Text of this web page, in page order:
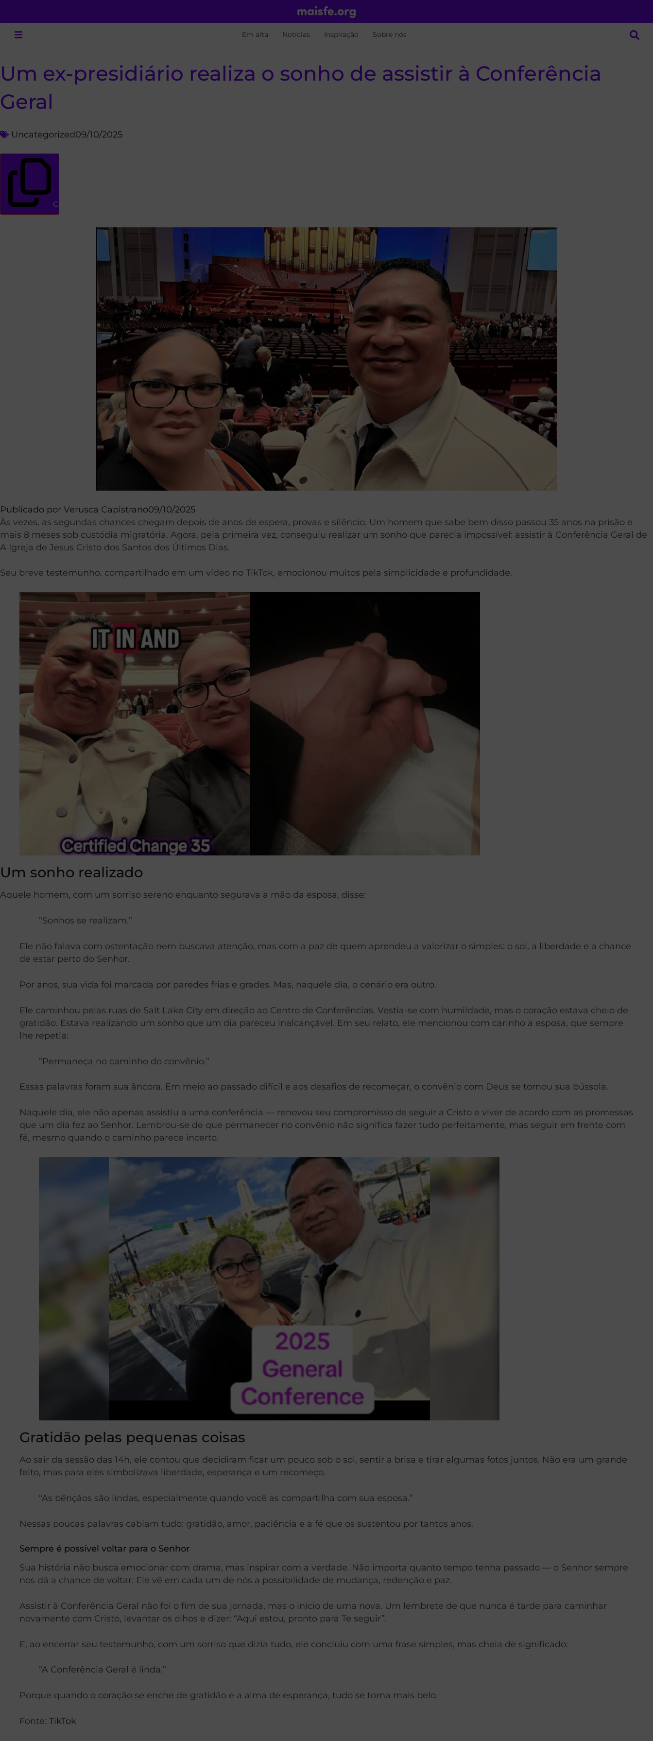
Em alta Notícias Inspiração Sobre nós
Um ex-presidiário realiza o sonho de assistir à Conferência
Geral
Uncategorized09/10/2025
Copiar link
Publicado por Verusca Capistrano09/10/2025
Às vezes, as segundas chances chegam depois de anos de espera, provas e silêncio. Um homem que sabe bem disso passou 35 anos na prisão e
mais 8 meses sob custódia migratória. Agora, pela primeira vez, conseguiu realizar um sonho que parecia impossível: assistir à Conferência Geral de
A Igreja de Jesus Cristo dos Santos dos Últimos Dias.
Seu breve testemunho, compartilhado em um vídeo no TikTok, emocionou muitos pela simplicidade e profundidade.
Um sonho realizado
Aquele homem, com um sorriso sereno enquanto segurava a mão da esposa, disse:
“Sonhos se realizam.”
Ele não falava com ostentação nem buscava atenção, mas com a paz de quem aprendeu a valorizar o simples: o sol, a liberdade e a chance
de estar perto do Senhor.
Por anos, sua vida foi marcada por paredes frias e grades. Mas, naquele dia, o cenário era outro.
Ele caminhou pelas ruas de Salt Lake City em direção ao Centro de Conferências. Vestia-se com humildade, mas o coração estava cheio de
gratidão. Estava realizando um sonho que um dia pareceu inalcançável. Em seu relato, ele mencionou com carinho a esposa, que sempre
lhe repetia:
“Permaneça no caminho do convênio.”
Essas palavras foram sua âncora. Em meio ao passado difícil e aos desafios de recomeçar, o convênio com Deus se tornou sua bússola.
Naquele dia, ele não apenas assistiu a uma conferência — renovou seu compromisso de seguir a Cristo e viver de acordo com as promessas
que um dia fez ao Senhor. Lembrou-se de que permanecer no convênio não significa fazer tudo perfeitamente, mas seguir em frente com
fé, mesmo quando o caminho parece incerto.
Gratidão pelas pequenas coisas
Ao sair da sessão das 14h, ele contou que decidiram ficar um pouco sob o sol, sentir a brisa e tirar algumas fotos juntos. Não era um grande
feito, mas para eles simbolizava liberdade, esperança e um recomeço.
“As bênçãos são lindas, especialmente quando você as compartilha com sua esposa.”
Nessas poucas palavras cabiam tudo: gratidão, amor, paciência e a fé que os sustentou por tantos anos.
Sempre é possível voltar para o Senhor
Sua história não busca emocionar com drama, mas inspirar com a verdade. Não importa quanto tempo tenha passado — o Senhor sempre
nos dá a chance de voltar. Ele vê em cada um de nós a possibilidade de mudança, redenção e paz.
Assistir à Conferência Geral não foi o fim de sua jornada, mas o início de uma nova. Um lembrete de que nunca é tarde para caminhar
novamente com Cristo, levantar os olhos e dizer: “Aqui estou, pronto para Te seguir”.
E, ao encerrar seu testemunho, com um sorriso que dizia tudo, ele concluiu com uma frase simples, mas cheia de significado:
“A Conferência Geral é linda.”
Porque quando o coração se enche de gratidão e a alma de esperança, tudo se torna mais belo.
Fonte: TikTok